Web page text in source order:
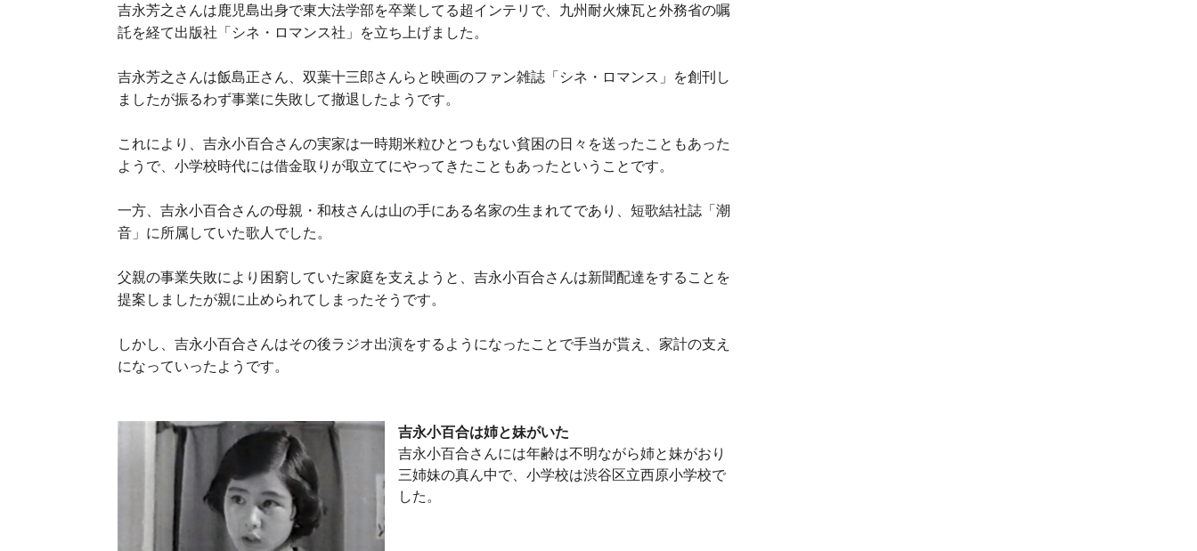
吉永芳之さんは鹿児島出身で東大法学部を卒業してる超インテリで、九州耐火煉瓦と外務省の嘱
託を経て出版社「シネ・ロマンス社」を立ち上げました。
吉永芳之さんは飯島正さん、双葉十三郎さんらと映画のファン雑誌「シネ・ロマンス」を創刊し
ましたが振るわず事業に失敗して撤退したようです。
これにより、吉永小百合さんの実家は一時期米粒ひとつもない貧困の日々を送ったこともあった
ようで、小学校時代には借金取りが取立てにやってきたこともあったということです。
一方、吉永小百合さんの母親・和枝さんは山の手にある名家の生まれてであり、短歌結社誌「潮
音」に所属していた歌人でした。
父親の事業失敗により困窮していた家庭を支えようと、吉永小百合さんは新聞配達をすることを
提案しましたが親に止められてしまったそうです。
しかし、吉永小百合さんはその後ラジオ出演をするようになったことで手当が貰え、家計の支え
になっていったようです。
吉永小百合は姉と妹がいた
吉永小百合さんには年齢は不明ながら姉と妹がおり
三姉妹の真ん中で、小学校は渋谷区立西原小学校で
した。